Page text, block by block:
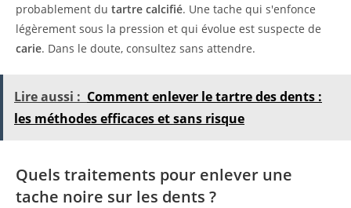
probablement du tartre calcifié. Une tache qui s'enfonce
légèrement sous la pression et qui évolue est suspecte de
carie. Dans le doute, consultez sans attendre.
Lire aussi : Comment enlever le tartre des dents :
les méthodes efficaces et sans risque
Quels traitements pour enlever une
tache noire sur les dents ?